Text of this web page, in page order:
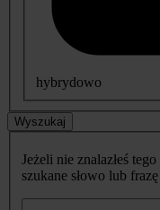
hybrydowo
Wyszukaj
Jeżeli nie znalazłeś
szukane słowo lub